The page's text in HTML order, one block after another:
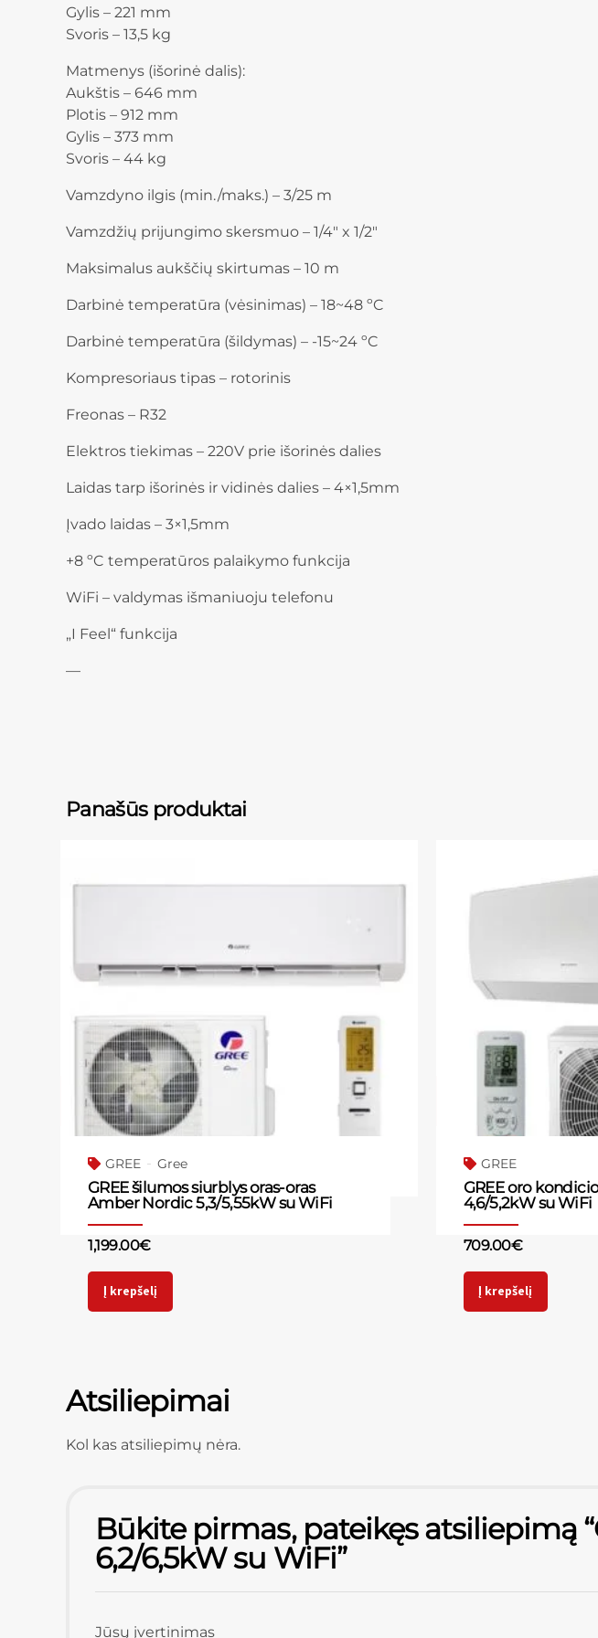
Gylis – 221 mm
Svoris – 13,5 kg
Matmenys (išorinė dalis):
Aukštis – 646 mm
Plotis – 912 mm
Gylis – 373 mm
Svoris – 44 kg
Vamzdyno ilgis (min./maks.) – 3/25 m
Vamzdžių prijungimo skersmuo – 1/4″ x 1/2″
Maksimalus aukščių skirtumas – 10 m
Darbinė temperatūra (vėsinimas) – 18~48 ºC
Darbinė temperatūra (šildymas) – -15~24 ºC
Kompresoriaus tipas – rotorinis
Freonas – R32
Elektros tiekimas – 220V prie išorinės dalies
Laidas tarp išorinės ir vidinės dalies – 4×1,5mm
Įvado laidas – 3×1,5mm
+8 ºC temperatūros palaikymo funkcija
WiFi – valdymas išmaniuoju telefonu
„I Feel“ funkcija
—
Panašūs produktai
GREE Gree
GREE šilumos siurblys oras-oras
Amber Nordic 5,3/5,55kW su WiFi
1,199.00€
Į krepšelį
GREE
GREE oro
4,6/5,2kW su WiFi
709.00€
Į krepšelį
Atsiliepimai
Kol kas atsiliepimų nėra.
Būkite pirmas, pateikęs atsiliepimą
6,2/6,5kW su WiFi”
Jūsų įvertinimas